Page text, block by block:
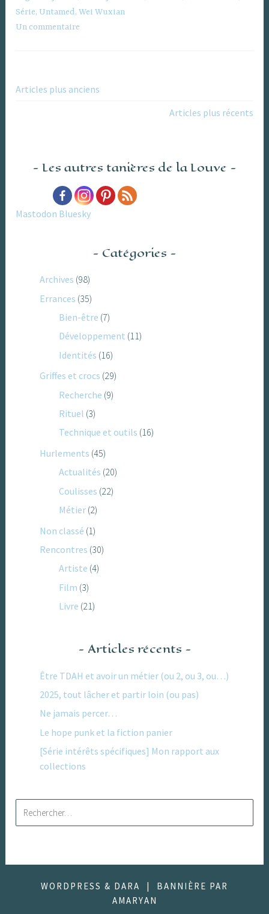
Série
Série, Untamed,Wei Wuxian
Un commentaire
Navigation
Articles plus anciens
Articles plus récents
Les autres tanières de la Louve
Mastodon Bluesky
Catégories
Archives (98)
Errances (35)
Bien-être (7)
Développement (11)
Identités (16)
Griffes et crocs (29)
Recherche (9)
Rituel (3)
Technique et outils (16)
Hurlements (45)
Actualités (20)
Coulisses (22)
Métier (2)
Non classé (1)
Rencontres (30)
Artiste (4)
Film (3)
Livre (21)
Articles récents
Être TDAH et avoir un métier (ou 2, ou 3, ou…)
2025, tout lâcher et partir loin (ou pas)
Ne jamais percer…
Le hope punk et la fiction panier
[Série intérêts spécifiques] Mon rapport aux
collections
WORDPRESS & DARA |
BANNIÈRE PAR
AMARYAN